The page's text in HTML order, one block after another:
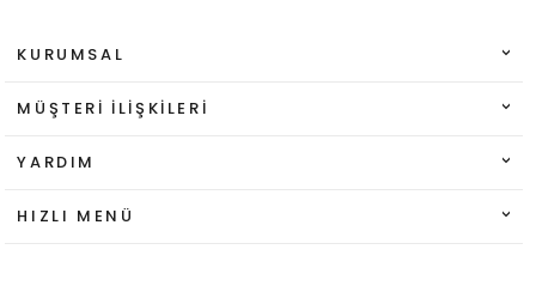
KURUMSAL
MÜŞTERI İLIŞKILERI
YARDIM
HIZLI MENÜ